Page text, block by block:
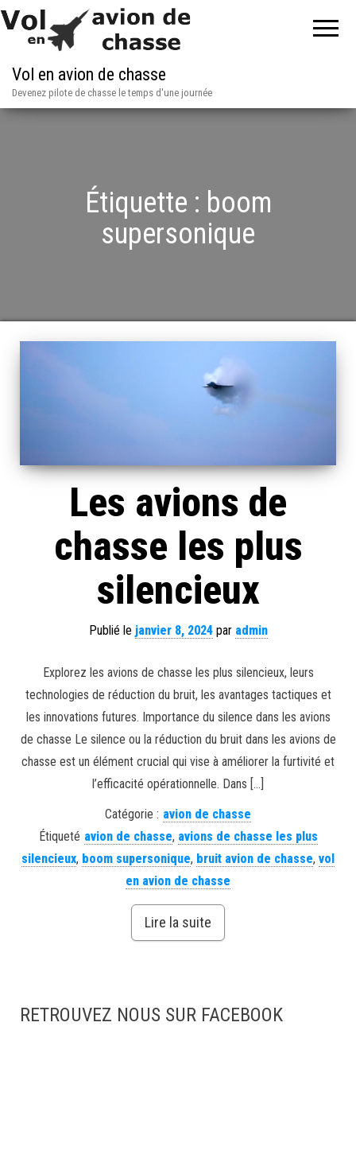
Vol en avion de chasse
Devenez pilote de chasse le temps d'une journée
Étiquette : boom
supersonique
Les avions de
chasse les plus
silencieux
Publié le janvier 8, 2024par admin
Explorez les avions de chasse les plus silencieux, leurs
technologies de réduction du bruit, les avantages tactiques et
les innovations futures. Importance du silence dans les avions
de chasse Le silence ou la réduction du bruit dans les avions de
chasse est un élément crucial qui vise à améliorer la furtivité et
l’efficacité opérationnelle. Dans […]
Catégorie : avion de chasse
Étiqueté avion de chasse, avions de chasse les plus
silencieux, boom supersonique, bruit avion de chasse, vol
en avion de chasse
Lire la suite
RETROUVEZ NOUS SUR FACEBOOK